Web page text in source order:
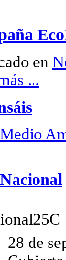
en
...
28 de